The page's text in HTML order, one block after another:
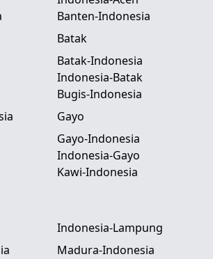
Banten-Indonesia
Batak
Batak-Indonesia
Indonesia-Batak
Bugis-Indonesia
Gayo
Gayo-Indonesia
Indonesia-Gayo
Kawi-Indonesia
Indonesia-Lampung
Madura-Indonesia